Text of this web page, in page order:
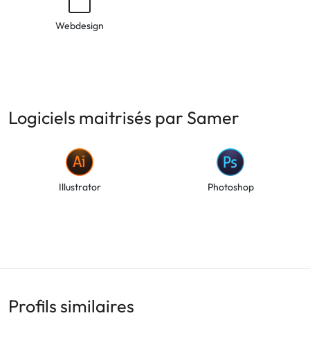
Webdesign
Logiciels maitrisés par Samer
Illustrator Photoshop
Profils similaires